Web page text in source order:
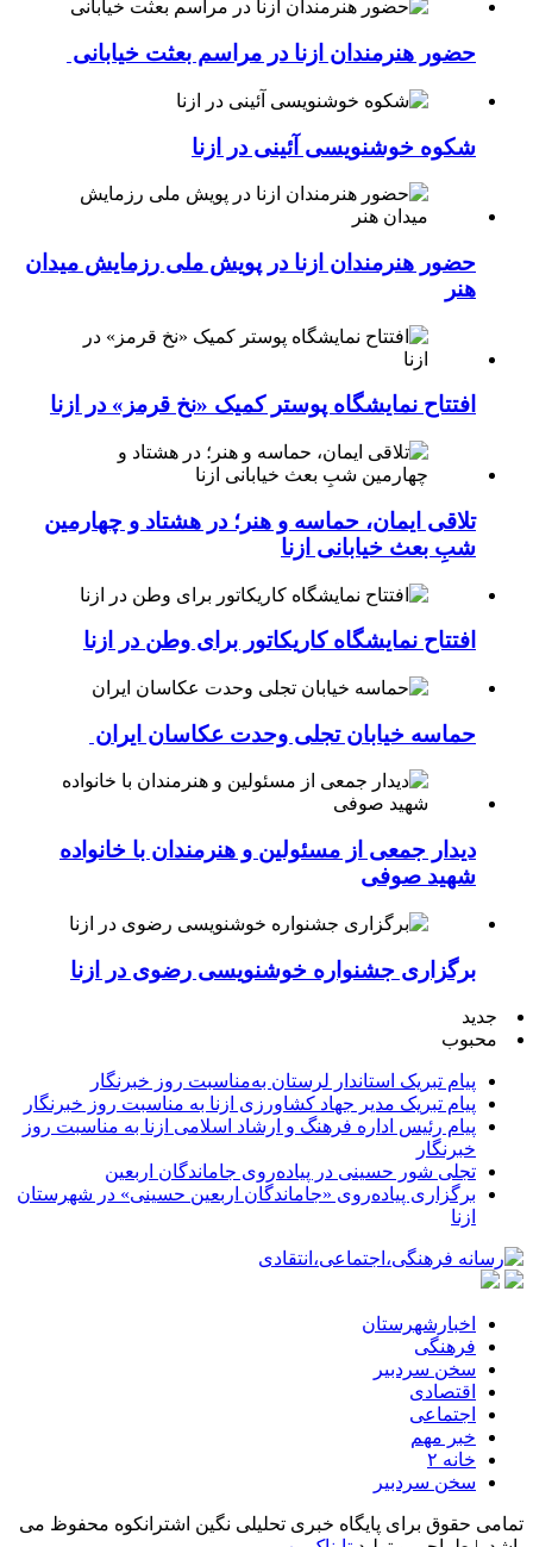
حضور هنرمندان ازنا در مراسم بعثت خیابانی
شکوه خوشنویسی آئینی در ازنا
حضور هنرمندان ازنا در پویش ملی رزمایش میدان
هنر
افتتاح نمایشگاه پوستر کمیک «نخ قرمز» در ازنا
تلاقی ایمان، حماسه و هنر؛ در هشتاد و چهارمین
شبِ بعث خیابانی ازنا
افتتاح نمایشگاه کاریکاتور برای وطن در ازنا
حماسه خیابان تجلی وحدت عکاسان ایران
دیدار جمعی از مسئولین و هنرمندان با خانواده
شهید صوفی
برگزاری جشنواره خوشنویسی رضوی در ازنا
جدید
محبوب
پیام تبریک استاندار لرستان به‌مناسبت روز خبرنگار
پیام تبریک مدیر جهاد کشاورزی ازنا به مناسبت روز خبرنگار
پیام رئیس اداره فرهنگ و ارشاد اسلامی ازنا به مناسبت روز
خبرنگار
تجلی شور حسینی در پیاده‌روی جاماندگان اربعین
برگزاری پیاده‌روی «جاماندگان اربعین حسینی» در شهرستان
ازنا
اخبارشهرستان
فرهنگی
سخن سردبیر
اقتصادی
اجتماعی
خبر مهم
خانه ۲
سخن سردبیر
تمامی حقوق برای پایگاه خبری تحلیلی نگین اشترانکوه محفوظ می